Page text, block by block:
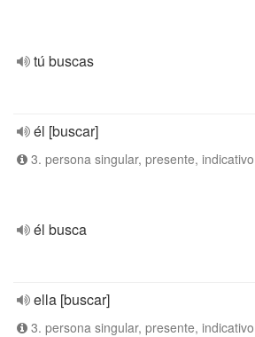
tú buscas
él [buscar]
3. persona singular, presente, indicativo
él busca
ella [buscar]
3. persona singular, presente, indicativo